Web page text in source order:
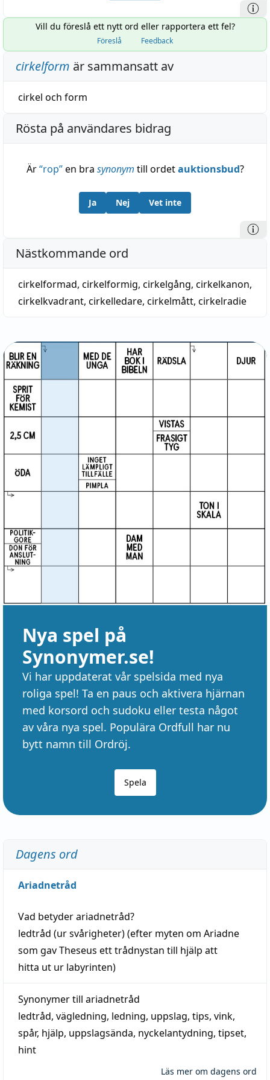
Vill du föreslå ett nytt ord eller rapportera ett fel?
Föreslå Feedback
cirkelform är sammansatt av
cirkel och form
Rösta på användares bidrag
Är“rop”en bra synonym till ordetauktionsbud?
Ja Nej Vet inte
Nästkommande ord
cirkelformad, cirkelformig, cirkelgång, cirkelkanon,
cirkelkvadrant, cirkelledare, cirkelmått, cirkelradie
Nya spel på
Synonymer.se!
Vi har uppdaterat vår spelsida med nya
roliga spel! Ta en paus och aktivera hjärnan
med korsord och sudoku eller testa något
av våra nya spel. Populära Ordfull har nu
bytt namn till Ordröj.
Spela
Dagens ord
Ariadnetråd
Vad betyderariadnetråd?
ledtråd (ur svårigheter) (efter myten om Ariadne
som gav Theseus ett trådnystan till hjälp att
hitta ut ur labyrinten)
Synonymer till ariadnetråd
ledtråd, vägledning, ledning, uppslag, tips, vink,
spår, hjälp, uppslagsända, nyckelantydning, tipset,
hint
Läs mer om dagens ord